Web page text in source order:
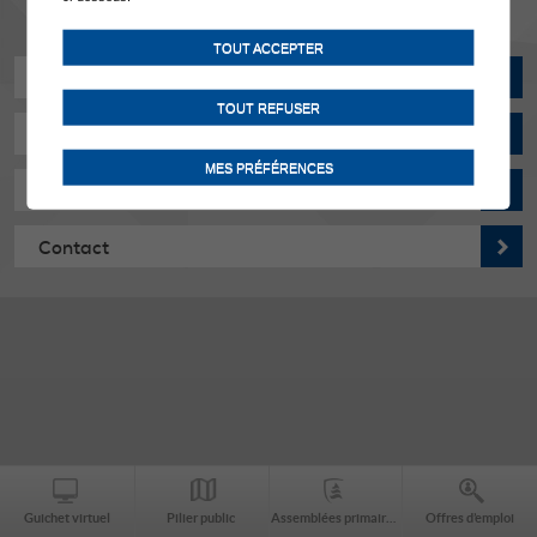
Horaires d'ouverture
Contact
Guichet virtuel Pilier public Offres d’emploi
TOUT ACCEPTER
TOUT REFUSER
MES PRÉFÉRENCES